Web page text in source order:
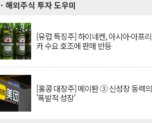
- 해외주식 투자 도우미
[유럽 특징주] 하이네켄, 아시아·아프리
카 수요 호조에 판매 반등
[홍콩 대장주] 메이퇀 ③ 신성장 동력의
'폭발적 성장'